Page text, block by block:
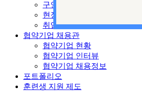
구인공고
현장 전문가 특강
취업현황
협약기업 채용관
협약기업 현황
협약기업 인터뷰
협약기업 채용정보
포트폴리오
훈련생 지원 제도